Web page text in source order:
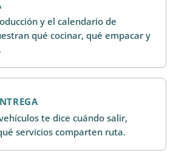
y el calendario de
qué cocinar, qué empacar y
te dice cuándo salir,
servicios comparten ruta.